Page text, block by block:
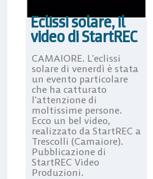
Eclissi solare, il
video di StartREC
CAMAIORE. L’eclissi
solare di venerdì è stata
un evento particolare
che ha catturato
l’attenzione di
moltissime persone.
Ecco un bel video,
realizzato da StartREC a
Trescolli (Camaiore).
Pubblicazione di
StartREC Video
Produzioni.